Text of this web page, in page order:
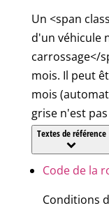
Un <span
d'un véhicule
carrossage</
mois. Il peut
mois
grise n'est
Textes de référence
Code de la
Conditions